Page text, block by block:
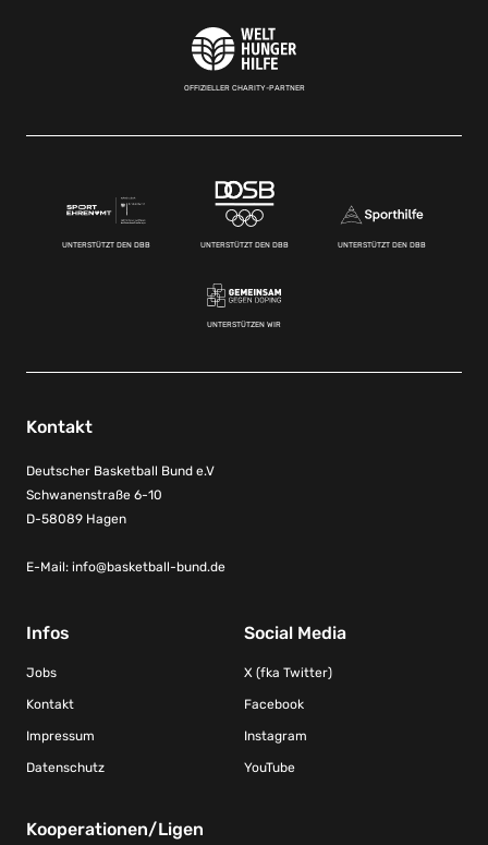
OFFIZIELLER CHARITY-PARTNER
UNTERSTÜTZT DEN DBB UNTERSTÜTZT DEN DBB UNTERSTÜTZT DEN DBB
UNTERSTÜTZEN WIR
Kontakt
Deutscher Basketball Bund e.V
Schwanenstraße 6-10
D-58089 Hagen
E-Mail: info@basketball-bund.de
Infos
Jobs
Kontakt
Impressum
Datenschutz
Social Media
X (fka Twitter)
Facebook
Instagram
YouTube
Kooperationen/Ligen